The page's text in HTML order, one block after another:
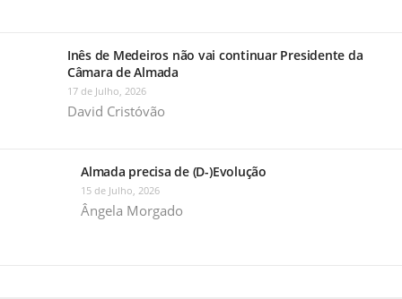
Inês de Medeiros não vai continuar Presidente da
Câmara de Almada
17 de Julho, 2026
David Cristóvão
Almada precisa de (D-)Evolução
15 de Julho, 2026
Ângela Morgado